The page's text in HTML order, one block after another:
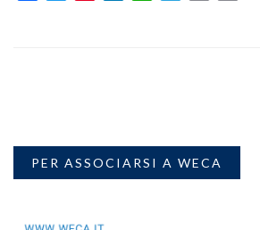
PER ASSOCIARSI A WECA